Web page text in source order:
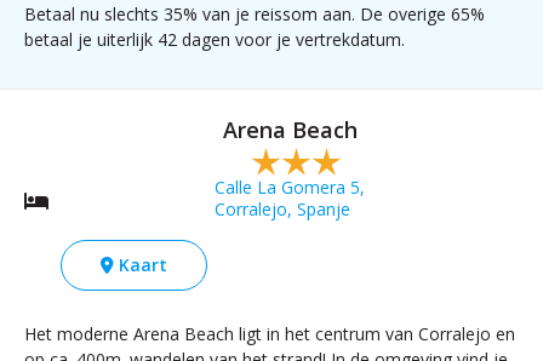
Betaal nu slechts 35% van je reissom aan. De overige 65%
betaal je uiterlijk 42 dagen voor je vertrekdatum.
Arena Beach
Calle La Gomera 5,
Corralejo, Spanje
Kaart
Het moderne Arena Beach ligt in het centrum van Corralejo en